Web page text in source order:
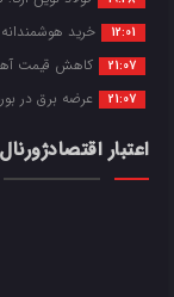
12:01 خرید هوشمندانه
21:07 کاهش قیمت آهن
21:07 عرضه برق در
اعتبار اقتصادژورنال